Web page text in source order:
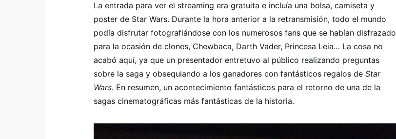
La entrada para ver el streaming era gratuita e incluía una bolsa, camiseta y
poster de Star Wars. Durante la hora anterior a la retransmisión, todo el mundo
podía disfrutar fotografiándose con los numerosos fans que se habían disfrazado
para la ocasión de clones, Chewbaca, Darth Vader, Princesa Leia… La cosa no
acabó aquí, ya que un presentador entretuvo al público realizando preguntas
sobre la saga y obsequiando a los ganadores con fantásticos regalos de Star
Wars. En resumen, un acontecimiento fantásticos para el retorno de una de la
sagas cinematográficas más fantásticas de la historia.